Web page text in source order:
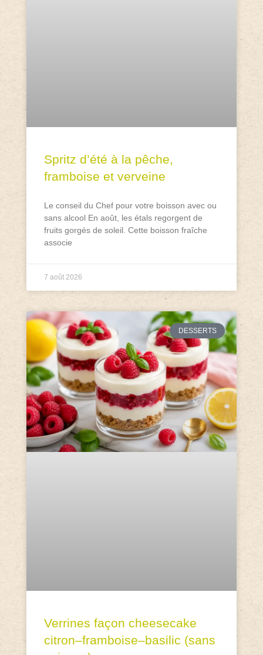
Spritz d’été à la pêche,
framboise et verveine
Le conseil du Chef pour votre boisson avec ou
sans alcool En août, les étals regorgent de
fruits gorgés de soleil. Cette boisson fraîche
associe
7 août 2026
DESSERTS
Verrines façon cheesecake
citron–framboise–basilic (sans